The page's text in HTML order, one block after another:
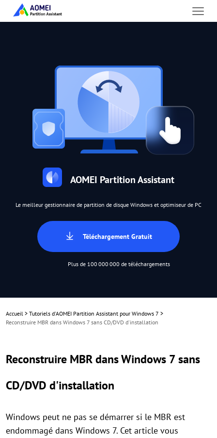
AOMEI Partition Assistant
Le meilleur gestionnaire de partition de disque Windows et optimiseur de PC
Téléchargement Gratuit
Plus de 100 000 000 de téléchargements
Accueil > Tutoriels d'AOMEI Partition Assistant pour Windows 7 >
Reconstruire MBR dans Windows 7 sans CD/DVD d'installation
Reconstruire MBR dans Windows 7 sans
CD/DVD d'installation
Windows peut ne pas se démarrer si le MBR est
endommagé dans Windows 7. Cet article vous